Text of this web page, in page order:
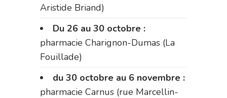
Aristide Briand)
Du 26 au 30 octobre :
pharmacie Charignon-Dumas (La
Fouillade)
du 30 octobre au 6 novembre :
pharmacie Carnus (rue Marcellin-